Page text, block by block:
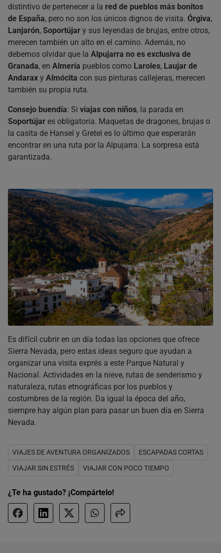
distintivo de pertenecer a la red de pueblos más bonitos
de España, pero no son los únicos dignos de visita. Órgiva,
Lanjarón, Soportújar y sus leyendas de brujas, entre otros,
merecen también un alto en el camino. Además, no
debemos olvidar que la Alpujarra no es exclusiva de
Granada, en Almería pueblos como Laroles, Laujar de
Andarax y Almócita con sus pinturas callejeras, merecen
también su propia ruta.
Consejo buendía: Si viajas con niños, la parada en
Soportújar es obligatoria. Maquetas de dragones, brujas o
la casita de Hansel y Gretel es lo último que esperarán
encontrar en una ruta por la Alpujarra. La sorpresa está
garantizada.
Es difícil cubrir en un día todas las opciones que ofrece
Sierra Nevada, pero estas ideas seguro que ayudan a
organizar una visita exprés a este Parque Natural y
Nacional. Actividades en la nieve, rutas de senderismo y
naturaleza, rutas etnográficas por los pueblos y
costumbres de la región. Da igual la época del año,
siempre hay algún plan para pasar un buen día en Sierra
Nevada.
VIAJES DE AVENTURA ORGANIZADOS
ESCAPADAS CORTAS
VIAJAR SIN ESTRÉS
VIAJAR CON POCO TIEMPO
¿Te ha gustado? ¡Compártelo!